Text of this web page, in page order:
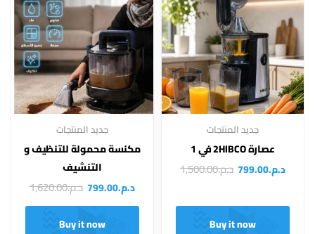
جديد المنتجات
عصارة 2HIBCO في 1
د.م.799.00 د.م.1,500.00
Buy it now
جديد المنتجات
مكنسة محمولة للتنظيف و
التنشيف
د.م.799.00 د.م.1,620.00
Buy it now